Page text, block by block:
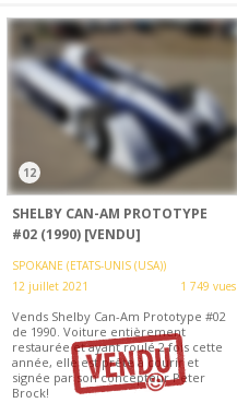
12
SHELBY CAN-AM PROTOTYPE
#02 (1990) [VENDU]
SPOKANE (ETATS-UNIS (USA))
12 juillet 2021
1 749 vues
Vends Shelby Can-Am Prototype #02
de 1990. Voiture entièrement
restaurée et ayant roulé 2 fois cette
année, elle est prête à courir et
signée par son concepteur Peter
Brock!